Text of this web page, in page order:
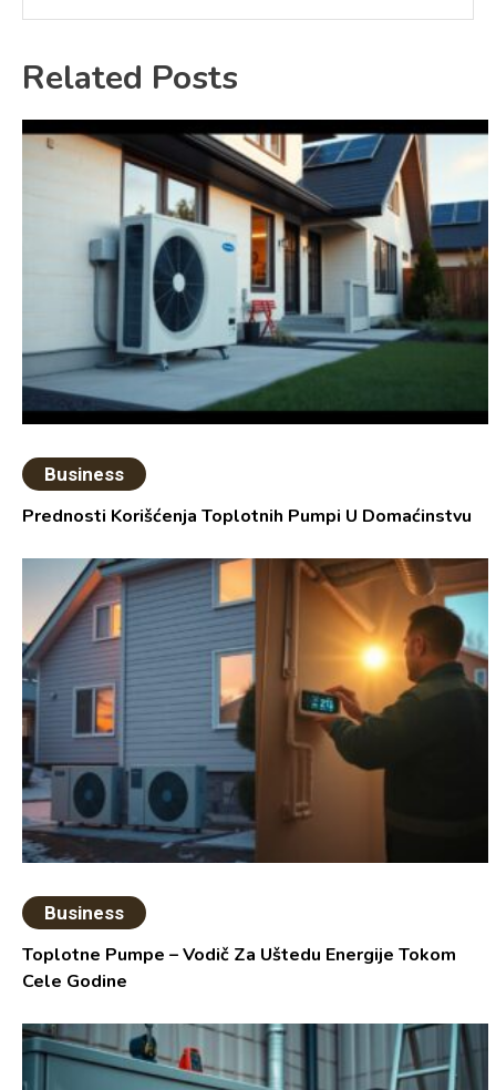
Related Posts
Business
Prednosti Korišćenja Toplotnih Pumpi U Domaćinstvu
Business
Toplotne Pumpe – Vodič Za Uštedu Energije Tokom
Cele Godine